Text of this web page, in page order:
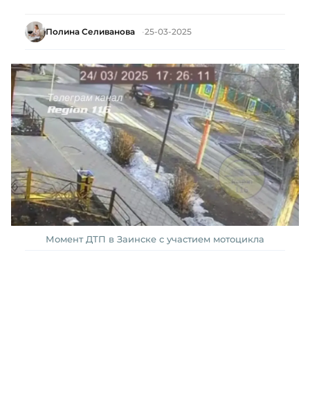
Полина Селиванова 25-03-2025
Момент ДТП в Заинске с участием мотоцикла